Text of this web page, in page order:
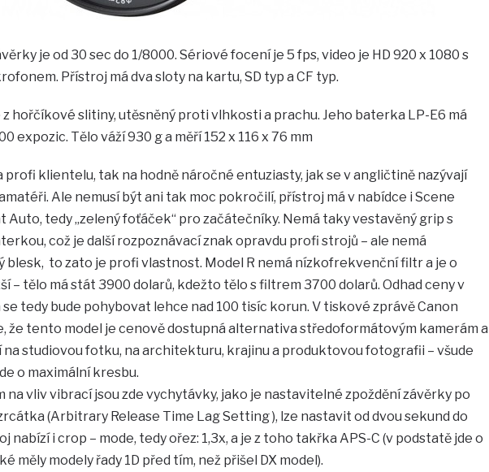
je od 30 sec do 1/8000. Sériové focení je 5 fps, video je HD 920 x 1080 s
Přístroj má dva sloty na kartu, SD typ a CF typ.
hořčíkové slitiny, utěsněný proti vlhkosti a prachu. Jeho baterka LP-E6 má
expozic. Tělo váží 930 g a měří 152 x 116 x 76 mm
profi klientelu, tak na hodně náročné entuziasty, jak se v angličtině nazývají
Ale nemusí být ani tak moc pokročilí, přístroj má v nabídce i Scene
Auto, tedy „zelený foťáček“ pro začátečníky. Nemá taky vestavěný grip s
což je další rozpoznávací znak opravdu profi strojů – ale nemá
blesk, to zato je profi vlastnost. Model R nemá nízkofrekvenční filtr a je o
– tělo má stát 3900 dolarů, kdežto tělo s filtrem 3700 dolarů. Odhad ceny v
tedy bude pohybovat lehce nad 100 tisíc korun. V tiskové zprávě Canon
že tento model je cenově dostupná alternativa středoformátovým kamerám a
na studiovou fotku, na architekturu, krajinu a produktovou fotografii – všude
o maximální kresbu.
na vliv vibrací jsou zde vychytávky, jako je nastavitelné zpoždění závěrky po
(Arbitrary Release Time Lag Setting ), lze nastavit od dvou sekund do
nabízí i crop – mode, tedy ořez: 1,3x, a je z toho takřka APS-C (v podstatě jde o
měly modely řady 1D před tím, než přišel DX model).